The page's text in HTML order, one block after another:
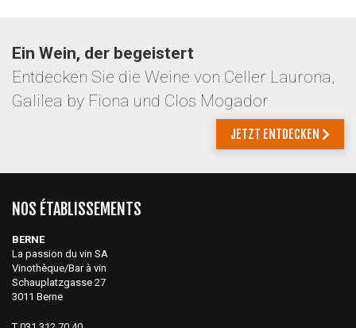
Ein Wein, der begeistert
Entdecken Sie die Weine von Celler Laurona,
Galilea by Fiona und Clos Mogador
JETZT ENTDECKEN
NOS ÉTABLISSEMENTS
BERNE
La passion du vin SA
Vinothèque/Bar à vin
Schauplatzgasse 27
3011 Berne